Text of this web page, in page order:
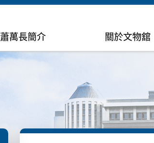
蕭萬長簡介 關於文物舘